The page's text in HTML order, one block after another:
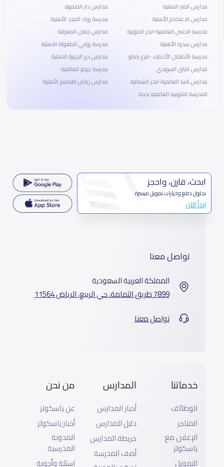
مدارس المنر الاهليه
مدارس الاعتصام الأهلية
مدرسة الحسن العالمية-ابحر الجنوبية
مدارس سدرة الأهلية
مدرسة الأطفال الأذكياء -فرع رانكو
مدارس افاق السويدي
مدارس ناسا العالمية-ابحر الشمالية
المدرسة الاثيوبيه العالميه بجدة
مدارس دار الصفوة
مدرسة رواد المجد الأهلية
مدارس جمان المعرفة
مدرسة روابي الطفولة الاهلية
مدارس درر الجزيرة الاهلية
مدرسة جيجلز العالمية
مدارس رياض القصيم الأهلية
ابحث، قارن، واحجز
بحلول دفع وخيارات تمويل ميسرة
ابدأ الآن
تواصل معنا
المملكة العربية السعودية
7899 طريق الثمامة، حي الربيع، الرياض 11564
تواصل معنا
خدماتنا
الوظائف
المتاجر
الإعلان مع
ياسكولز
التمويل
المدارس
أخبار المدارس
دليل المدارس
خريطة المدارس
أضف المدرسة
من نحن
عن ياسكولز
أخبار ياسكولز
المدونة
المدرسية
اسئلة وأجوبة